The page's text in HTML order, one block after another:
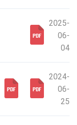
2025-
06-
04
2024-
06-
25